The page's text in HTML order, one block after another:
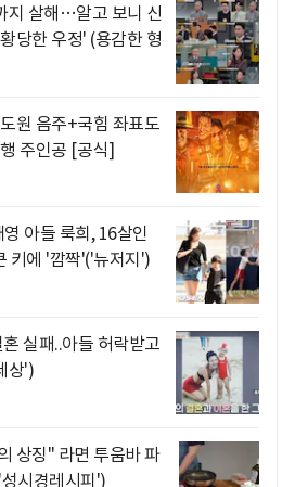
지 살해…알고 보니 신
당한 우정' (용감한 형
원 음주+국힘 좌표도
주인공 [공식]
아들 룩희, 16살인
키에 '깜짝'('뉴저지')
실패..아들 허락받고
상')
상징" 라면 투움바 파
시경레시피')